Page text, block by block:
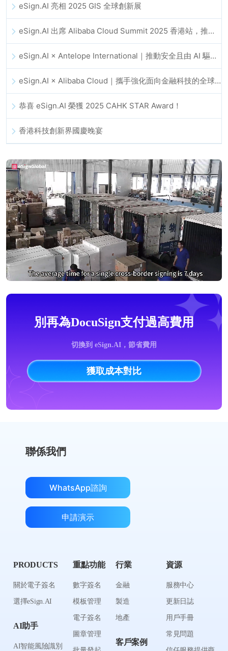
eSign.AI 亮相 2025 GIS 全球創新展
eSign.AI 出席 Alibaba Cloud Summit 2025 香港站，推動 AI 驅動的雲端創新與數位信任發展
eSign.AI × Antelope International｜推動安全且由 AI 驅動的數位化工作流程
eSign.AI × Alibaba Cloud｜攜手強化面向金融科技的全球數位信任
恭喜 eSign.AI 榮獲 2025 CAHK STAR Award！
香港科技創新界國慶晚宴
別再為DocuSign支付過高費用
切換到 eSign.AI，節省費用
獲取成本對比
聯係我們
WhatsApp諮詢
申請演示
PRODUCTS
關於電子簽名
選擇eSign.AI
AI助手
AI智能風險識別
重點功能
數字簽名
模板管理
電子簽名
圖章管理
行業
金融
製造
地產
客戶案例
資源
服務中心
更新日誌
用戶手冊
常見問題